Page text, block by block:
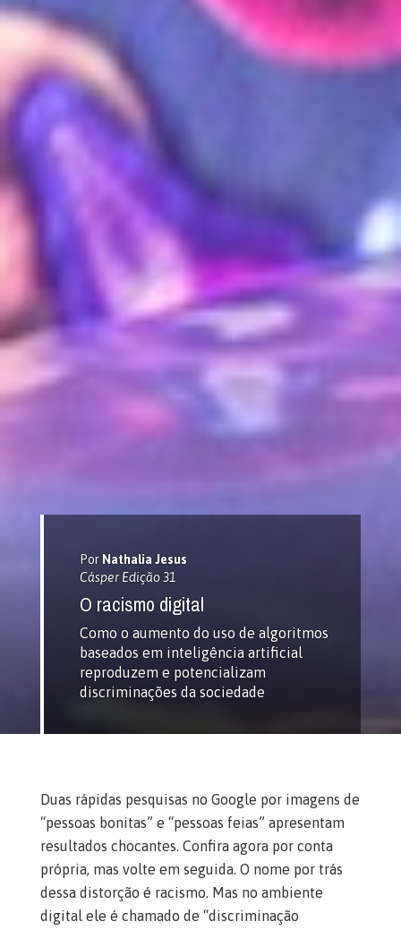
Por Nathalia Jesus
Cásper Edição 31
O racismo digital
Como o aumento do uso de algoritmos
baseados em inteligência artificial
reproduzem e potencializam
discriminações da sociedade
Duas rápidas pesquisas no Google por imagens de
“pessoas bonitas” e “pessoas feias” apresentam
resultados chocantes. Confira agora por conta
própria, mas volte em seguida. O nome por trás
dessa distorção é racismo. Mas no ambiente
digital ele é chamado de “discriminação